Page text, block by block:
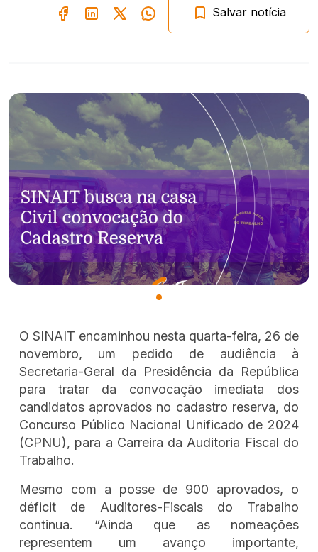
Salvar notícia
O SINAIT encaminhou nesta quarta-feira, 26 de
novembro, um pedido de audiência à
Secretaria-Geral da Presidência da República
para tratar da convocação imediata dos
candidatos aprovados no cadastro reserva, do
Concurso Público Nacional Unificado de 2024
(CPNU), para a Carreira da Auditoria Fiscal do
Trabalho.
Mesmo com a posse de 900 aprovados, o
déficit de Auditores-Fiscais do Trabalho
continua. “Ainda que as nomeações
representem um avanço importante,